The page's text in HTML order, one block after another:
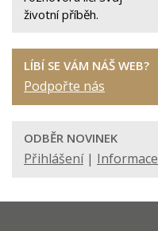
životní příběh.
LÍBÍ SE VÁM NÁŠ WEB?
Podpořte nás
ODBĚR NOVINEK
Přihlášení| Informace